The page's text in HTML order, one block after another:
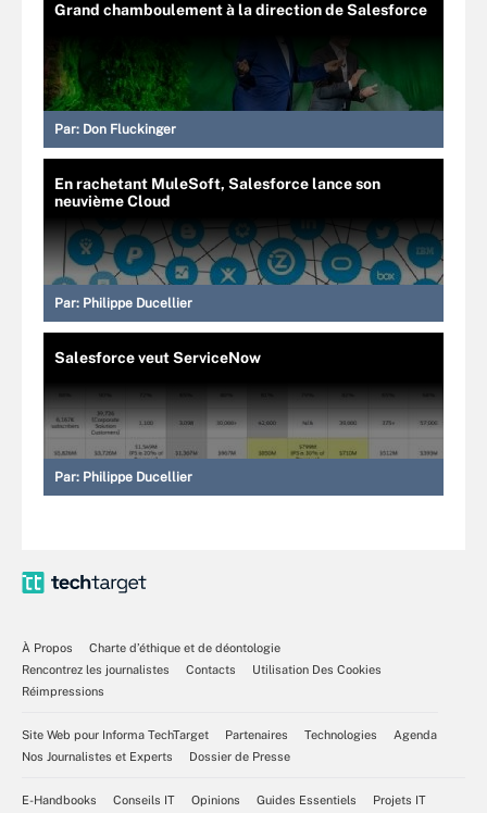
Grand chamboulement à la direction de Salesforce
Par: Don Fluckinger
En rachetant MuleSoft, Salesforce lance son
neuvième Cloud
Par: Philippe Ducellier
Salesforce veut ServiceNow
Par: Philippe Ducellier
À Propos
Charte d’éthique et de déontologie
Rencontrez les journalistes
Contacts
Utilisation Des Cookies
Réimpressions
Site Web pour Informa TechTarget Partenaires Technologies
Agenda
Nos Journalistes et Experts
Dossier de Presse
E-Handbooks Conseils IT Opinions Guides Essentiels Projets IT